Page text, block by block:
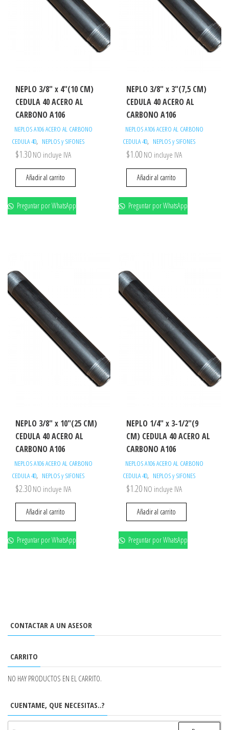
NEPLO 3/8″ x 4″(10 CM)
CEDULA 40 ACERO AL
CARBONO A106
NEPLOS A106 ACERO AL CARBONO
CEDULA 40, NEPLOS y SIFONES
$1.30 NO incluye IVA
Añadir al carrito
Preguntar por WhatsApp
NEPLO 3/8″ x 3″(7,5 CM)
CEDULA 40 ACERO AL
CARBONO A106
NEPLOS A106 ACERO AL CARBONO
CEDULA 40, NEPLOS y SIFONES
$1.00 NO incluye IVA
Añadir al carrito
Preguntar por WhatsApp
NEPLO 3/8″ x 10″(25 CM)
CEDULA 40 ACERO AL
CARBONO A106
NEPLOS A106 ACERO AL CARBONO
CEDULA 40, NEPLOS y SIFONES
$2.30 NO incluye IVA
Añadir al carrito
Preguntar por WhatsApp
NEPLO 1/4″ x 3-1/2″(9
CM) CEDULA 40 ACERO AL
CARBONO A106
NEPLOS A106 ACERO AL CARBONO
CEDULA 40, NEPLOS y SIFONES
$1.20 NO incluye IVA
Añadir al carrito
Preguntar por WhatsApp
CONTACTAR A UN ASESOR
CARRITO
NO HAY PRODUCTOS EN EL CARRITO.
CUENTAME, QUE NECESITAS..?